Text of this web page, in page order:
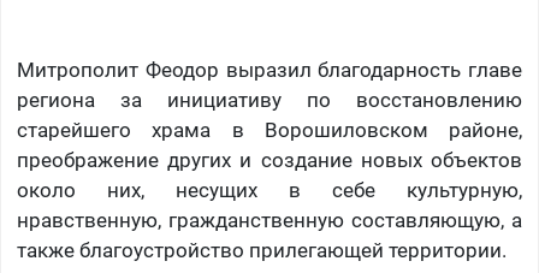
Митрополит Феодор выразил благодарность главе
региона за инициативу по восстановлению
старейшего храма в Ворошиловском районе,
преображение других и создание новых объектов
около них, несущих в себе культурную,
нравственную, гражданственную составляющую, а
также благоустройство прилегающей территории.